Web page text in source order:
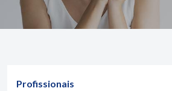
Profissionais